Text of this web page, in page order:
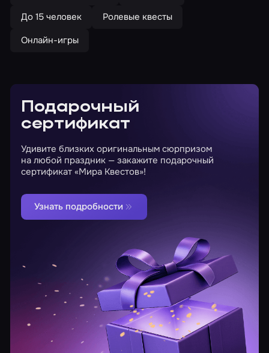
До 15 человек
Ролевые квесты
Онлайн-игры
Подарочный
сертификат
Удивите близких оригинальным сюрпризом
на любой праздник — закажите подарочный
сертификат «Мира Квестов»!
Узнать подробности